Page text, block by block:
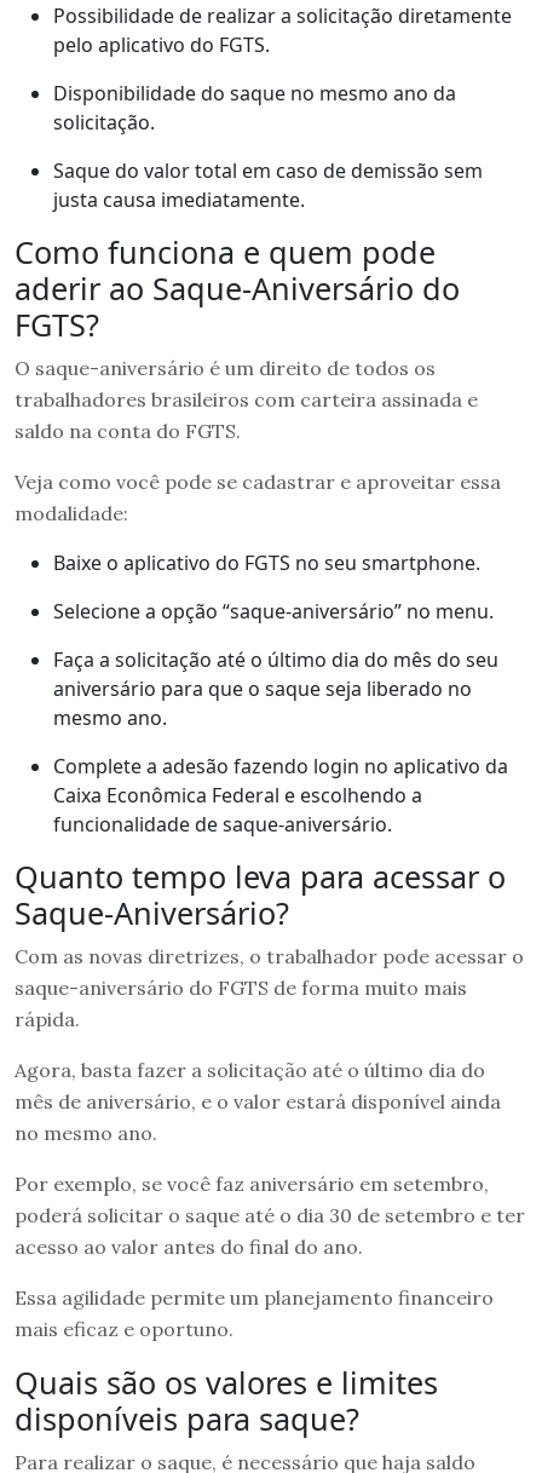
Possibilidade de realizar a solicitação diretamente
pelo aplicativo do FGTS.
Disponibilidade do saque no mesmo ano da
solicitação.
Saque do valor total em caso de demissão sem
justa causa imediatamente.
Como funciona e quem pode
aderir ao Saque-Aniversário do
FGTS?
O saque-aniversário é um direito de todos os
trabalhadores brasileiros com carteira assinada e
saldo na conta do FGTS.
Veja como você pode se cadastrar e aproveitar essa
modalidade:
Baixe o aplicativo do FGTS no seu smartphone.
Selecione a opção “saque-aniversário” no menu.
Faça a solicitação até o último dia do mês do seu
aniversário para que o saque seja liberado no
mesmo ano.
Complete a adesão fazendo login no aplicativo da
Caixa Econômica Federal e escolhendo a
funcionalidade de saque-aniversário.
Quanto tempo leva para acessar o
Saque-Aniversário?
Com as novas diretrizes, o trabalhador pode acessar o
saque-aniversário do FGTS de forma muito mais
rápida.
Agora, basta fazer a solicitação até o último dia do
mês de aniversário, e o valor estará disponível ainda
no mesmo ano.
Por exemplo, se você faz aniversário em setembro,
poderá solicitar o saque até o dia 30 de setembro e ter
acesso ao valor antes do final do ano.
Essa agilidade permite um planejamento financeiro
mais eficaz e oportuno.
Quais são os valores e limites
disponíveis para saque?
Para realizar o saque, é necessário que haja saldo